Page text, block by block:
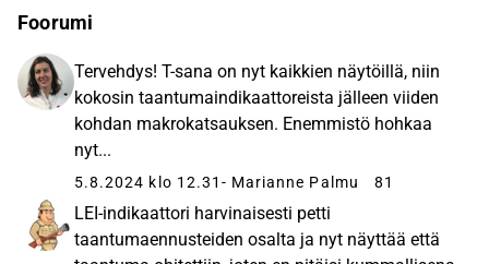
Foorumi
Tervehdys! T-sana on nyt kaikkien näytöillä, niin
kokosin taantumaindikaattoreista jälleen viiden
kohdan makrokatsauksen. Enemmistö hohkaa
nyt...
5.8.2024 klo 12.31 - Marianne Palmu 81
LEI-indikaattori harvinaisesti petti
taantumaennusteiden osalta ja nyt näyttää että